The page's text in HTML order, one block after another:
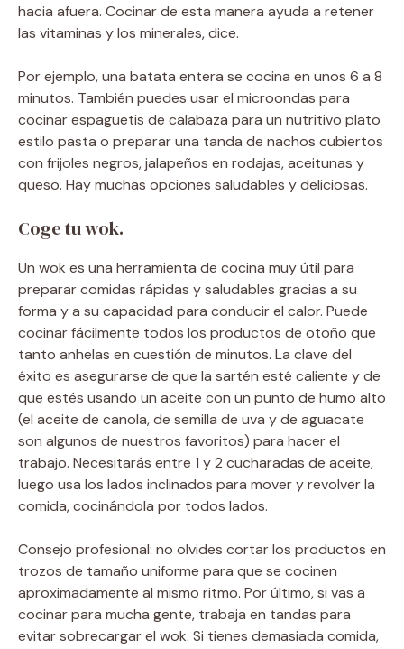
hacia afuera. Cocinar de esta manera ayuda a retener
las vitaminas y los minerales, dice.
Por ejemplo, una batata entera se cocina en unos 6 a 8
minutos. También puedes usar el microondas para
cocinar espaguetis de calabaza para un nutritivo plato
estilo pasta o preparar una tanda de nachos cubiertos
con frijoles negros, jalapeños en rodajas, aceitunas y
queso. Hay muchas opciones saludables y deliciosas.
Coge tu wok.
Un wok es una herramienta de cocina muy útil para
preparar comidas rápidas y saludables gracias a su
forma y a su capacidad para conducir el calor. Puede
cocinar fácilmente todos los productos de otoño que
tanto anhelas en cuestión de minutos. La clave del
éxito es asegurarse de que la sartén esté caliente y de
que estés usando un aceite con un punto de humo alto
(el aceite de canola, de semilla de uva y de aguacate
son algunos de nuestros favoritos) para hacer el
trabajo. Necesitarás entre 1 y 2 cucharadas de aceite,
luego usa los lados inclinados para mover y revolver la
comida, cocinándola por todos lados.
Consejo profesional: no olvides cortar los productos en
trozos de tamaño uniforme para que se cocinen
aproximadamente al mismo ritmo. Por último, si vas a
cocinar para mucha gente, trabaja en tandas para
evitar sobrecargar el wok. Si tienes demasiada comida,